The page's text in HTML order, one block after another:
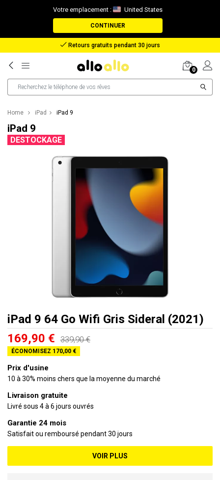
Votre emplacement : United States
CONTINUER
Retours gratuits pendant 30 jours
0
Home iPad iPad 9
iPad 9
DESTOCKAGE
iPad 9 64 Go Wifi Gris Sideral (2021)
169,90 € 339,90 €
ÉCONOMISEZ 170,00 €
Prix d'usine
10 à 30% moins chers que la moyenne du marché
Livraison gratuite
Livré sous 4 à 6 jours ouvrés
Garantie 24 mois
Satisfait ou remboursé pendant 30 jours
VOIR PLUS